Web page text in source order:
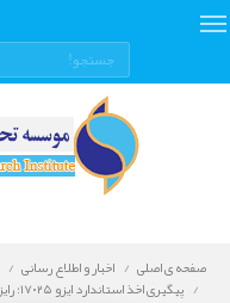
صفحه ی اصلی اخبار و اطلاع رسانی
پیگیری اخذ استاندارد ایزو ۱۷۰۲۵؛ رایزنی برای تدوین استانداردهای ملی آرتمیا انجام شد